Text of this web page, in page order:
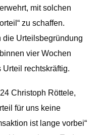
mit solchen
zu schaffen.
die Urteilsbegründung
vier Wochen
Urteil rechtskräftig.
Christoph Röttele,
für uns keine
ist lange vorbei“